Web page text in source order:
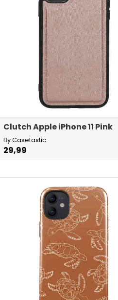
Clutch Apple iPhone 11 Pink
By Casetastic
29,99